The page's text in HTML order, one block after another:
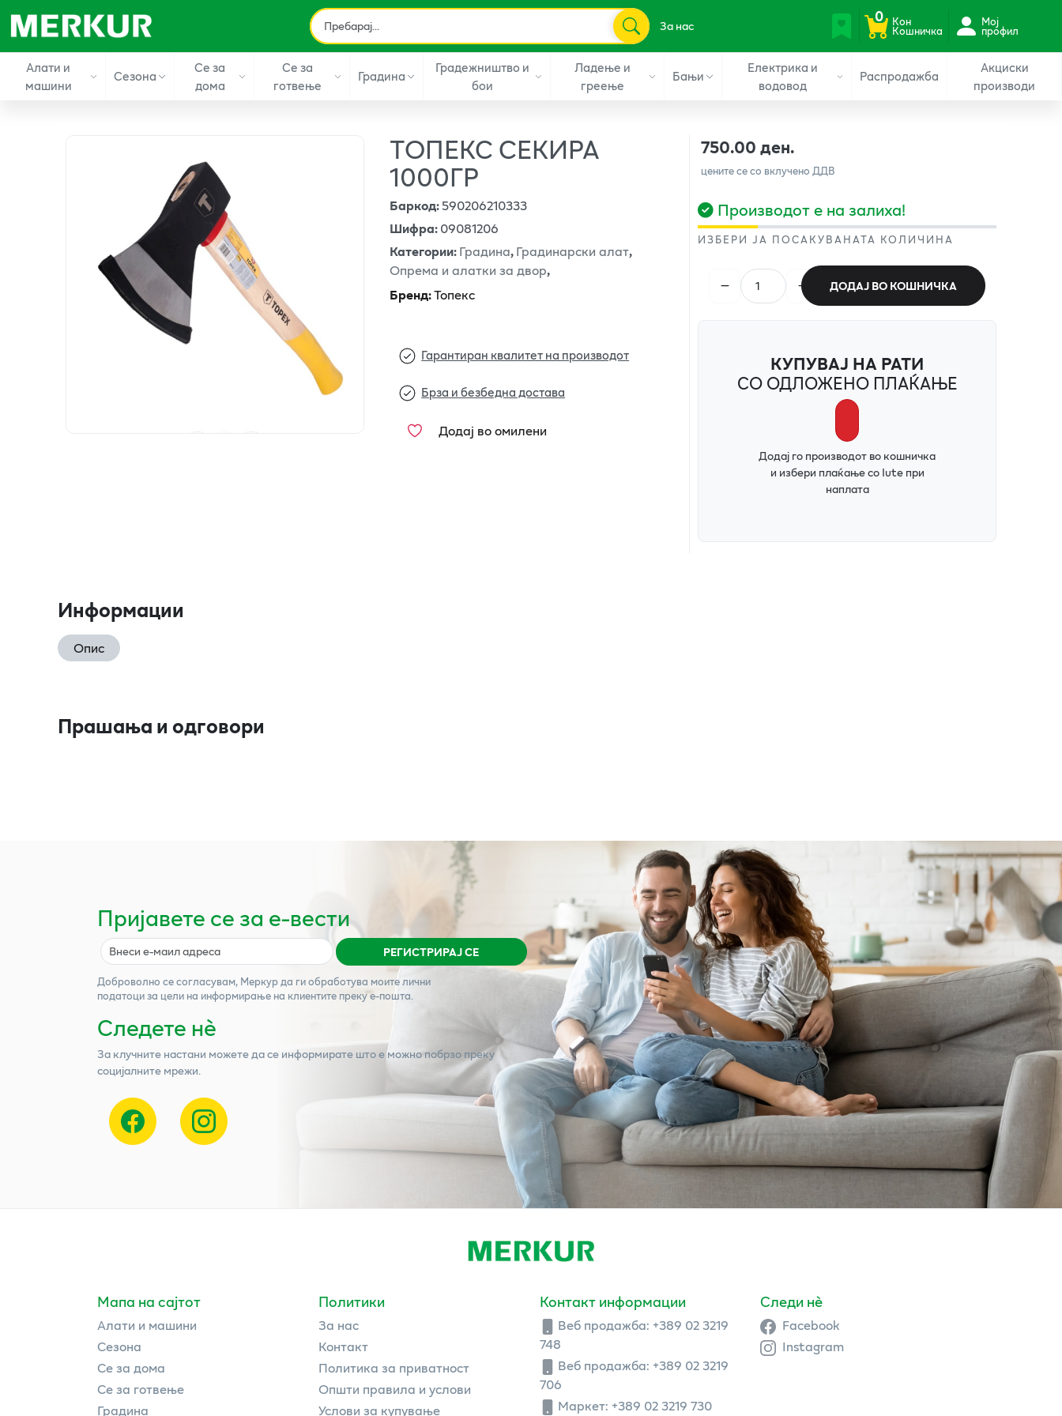
За нас 0 Кон
Кошничка
Мој
профил
Алати и
машини
Сезона
Се за
дома
Се за
готвење
Градина
Градежништво и
бои
Ладење и
греење
Бањи
Електрика и
водовод
Распродажба
Акциски
производи
ТОПЕКС СЕКИРА
1000ГР
Баркод:590206210333
Шифра:09081206
Категории:Градина,Градинарски алат,
Опрема и алатки за двор,
Бренд:Топекс
Гарантиран квалитет на производот
Брза и безбедна достава
Додај во омилени
750.00 ден.
цените се со вклучено ДДВ
Производот е на залиха!
ИЗБЕРИ ЈА ПОСАКУВАНАТА КОЛИЧИНА
ДОДАЈ ВО КОШНИЧКА
КУПУВАЈ НА РАТИ
СО ОДЛОЖЕНО ПЛАЌАЊЕ
Додај го производот во кошничка
и избери плаќање со Iute при
наплата
Информации
Опис
Прашања и одговори
Пријавете се за е-вести
РЕГИСТРИРАЈ СЕ
Доброволно се согласувам, Меркурда ги обработува моите лични
податоци за цели на информирање на клиентите преку е-пошта.
Следете нѐ
За клучните настани можете да се информирате што е можно побрзо преку
социјалните мрежи.
Мапа на сајтот
Алати и машини
Сезона
Се за дома
Се за готвење
Градина
Политики
За нас
Контакт
Политика за приватност
Општи правила и услови
Услови за купување
Контакт информации
Веб продажба: +389 02 3219
748
Веб продажба: +389 02 3219
706
Маркет: +389 02 3219 730
Следи нè
Facebook
Instagram